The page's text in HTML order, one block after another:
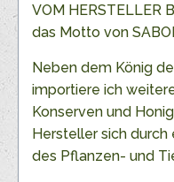
VOM HERSTELLER
das Motto von
Neben dem König
importiere ich
Konserven und
Hersteller sich
des Pflanzen- und